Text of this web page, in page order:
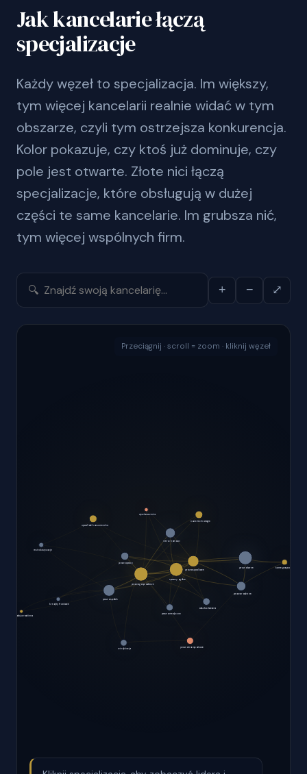
Jak kancelarie łączą
specjalizacje
Każdy węzeł to specjalizacja. Im większy,
tym więcej kancelarii realnie widać w tym
obszarze, czyli tym ostrzejsza konkurencja.
Kolor pokazuje, czy ktoś już dominuje, czy
pole jest otwarte. Złote nici łączą
specjalizacje, które obsługują w dużej
części te same kancelarie. Im grubsza nić,
tym więcej wspólnych firm.
+ − ⤢
Przeciągnij · scroll = zoom · kliknij węzeł